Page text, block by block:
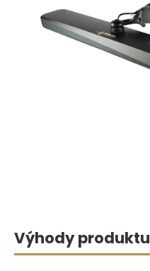
Výhody produktu